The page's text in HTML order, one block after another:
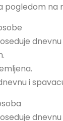
pogledom na
i